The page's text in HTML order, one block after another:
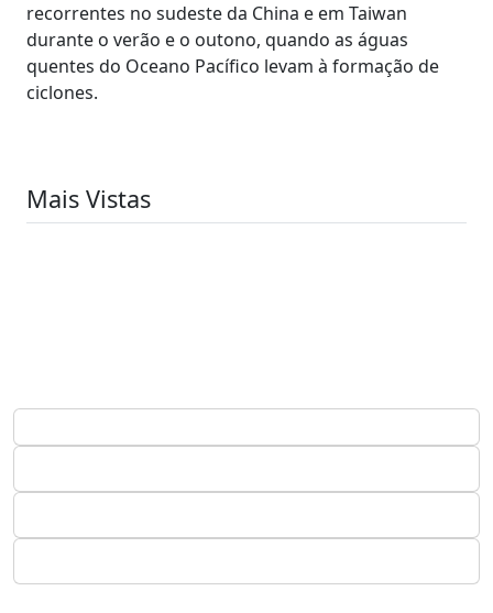
recorrentes no sudeste da China e em Taiwan
durante o verão e o outono, quando as águas
quentes do Oceano Pacífico levam à formação de
ciclones.
Mais Vistas